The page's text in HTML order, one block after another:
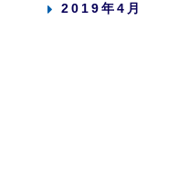
2019年4月